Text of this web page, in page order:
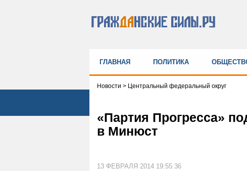
ГЛАВНАЯ ПОЛИТИКА
Новости > Центральный федеральный округ
«Партия Прогресса»
в Минюст
13 ФЕВРАЛЯ 2014 19:55:36